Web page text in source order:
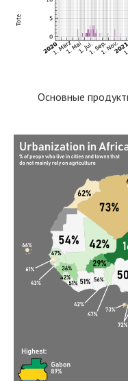
Основные